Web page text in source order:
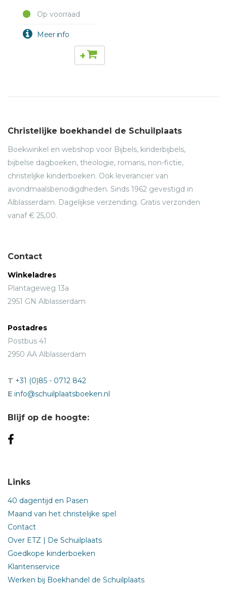
Op voorraad
+
Christelijke boekhandel de Schuilplaats
Boekwinkel en webshop voor Bijbels, kinderbijbels,
bijbelse dagboeken, theologie, romans, non-fictie,
christelijke kinderboeken. Ook leverancier van
avondmaalsbenodigdheden. Sinds 1962 gevestigd in
Alblasserdam. Dagelijkse verzending. Gratis verzonden
vanaf € 25,00.
Contact
Winkeladres
Plantageweg 13a
2951 GN Alblasserdam
Postadres
Postbus 41
2950 AA Alblasserdam
T +31 (0)85 - 0712 842
E info@schuilplaatsboeken.nl
Blijf op de hoogte:
Links
40 dagentijd en Pasen
Maand van het christelijke spel
Contact
Over ETZ | De Schuilplaats
Goedkope kinderboeken
Klantenservice
Werken bij Boekhandel de Schuilplaats